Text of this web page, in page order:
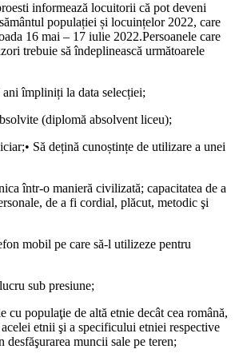
informează locuitorii că pot deveni
populației și locuințelor 2022, care
16 mai – 17 iulie 2022.Persoanele care
trebuie să îndeplinească următoarele
împliniți la data selecției;
(diplomă absolvent liceu);
Să dețină cunoștințe de utilizare a unei
într-o manieră civilizată; capacitatea de a
de a fi cordial, plăcut, metodic şi
mobil pe care să-l utilizeze pentru
sub presiune;
cu populaţie de altă etnie decât cea română,
etnii şi a specificului etniei respective
desfăşurarea muncii sale pe teren;